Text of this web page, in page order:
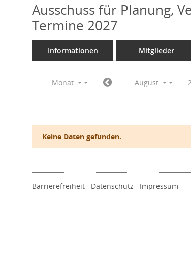
Ausschuss für Planung,
Termine 2027
Informationen Mitglieder
Monat August
Keine Daten gefunden.
Barrierefreiheit Datenschutz Impressum